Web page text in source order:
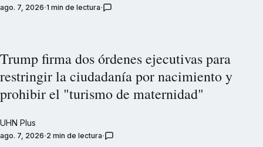
ago. 7, 2026 1 min de lectura
Trump firma dos órdenes ejecutivas para
restringir la ciudadanía por nacimiento y
prohibir el "turismo de maternidad"
UHN Plus
ago. 7, 2026 2 min de lectura